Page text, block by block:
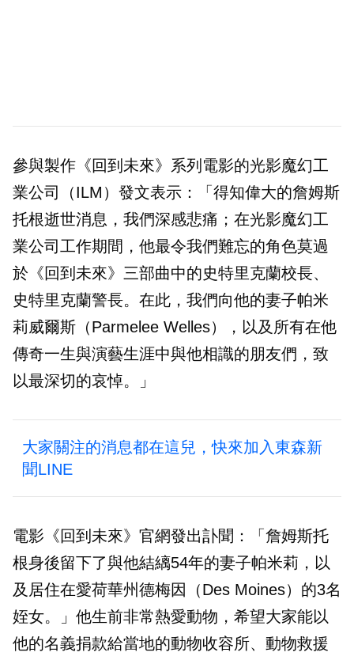
參與製作《回到未來》系列電影的光影魔幻工
業公司（ILM）發文表示：「得知偉大的詹姆斯
托根逝世消息，我們深感悲痛；在光影魔幻工
業公司工作期間，他最令我們難忘的角色莫過
於《回到未來》三部曲中的史特里克蘭校長、
史特里克蘭警長。在此，我們向他的妻子帕米
莉威爾斯（Parmelee Welles），以及所有在他
傳奇一生與演藝生涯中與他相識的朋友們，致
以最深切的哀悼。」
大家關注的消息都在這兒，快來加入東森新
聞LINE
電影《回到未來》官網發出訃聞：「詹姆斯托
根身後留下了與他結縭54年的妻子帕米莉，以
及居住在愛荷華州德梅因（Des Moines）的3名
姪女。」他生前非常熱愛動物，希望大家能以
他的名義捐款給當地的動物收容所、動物救援